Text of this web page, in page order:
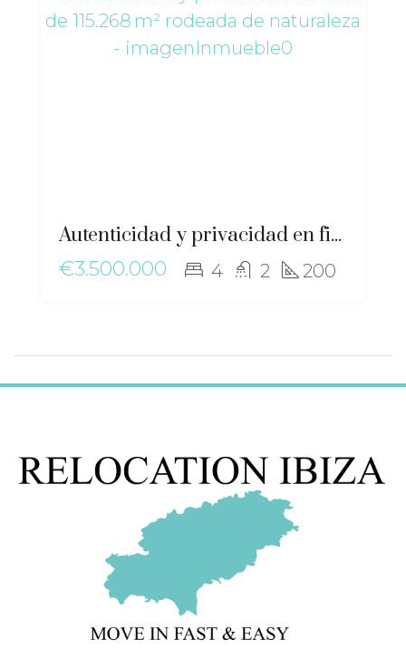
Autenticidad y privacidad en finca de 115.268 m² rodeada de naturaleza – gz-2476
€3.500.000
4 2 200